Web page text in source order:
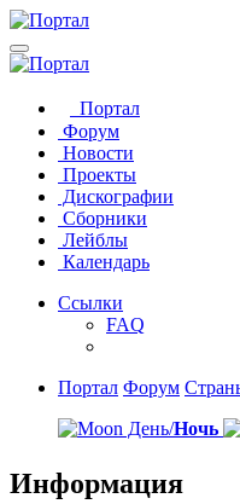
Портал
Форум
Новости
Проекты
Дискографии
Сборники
Лейблы
Календарь
Ссылки
FAQ
Портал Форум
День/Ночь
Информация